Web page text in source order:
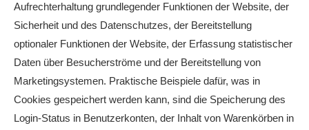
Aufrechterhaltung grundlegender Funktionen der Website, der
Sicherheit und des Datenschutzes, der Bereitstellung
optionaler Funktionen der Website, der Erfassung statistischer
Daten über Besucherströme und der Bereitstellung von
Marketingsystemen. Praktische Beispiele dafür, was in
Cookies gespeichert werden kann, sind die Speicherung des
Login-Status in Benutzerkonten, der Inhalt von Warenkörben in